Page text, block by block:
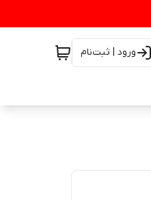
ورود | ثبت‌نام